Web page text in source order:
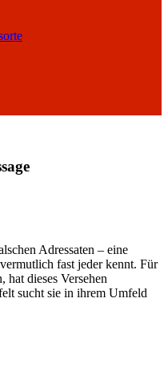
Adressaten – eine
fast jeder kennt. Für
hat dieses Versehen
sucht sie in ihrem Umfeld